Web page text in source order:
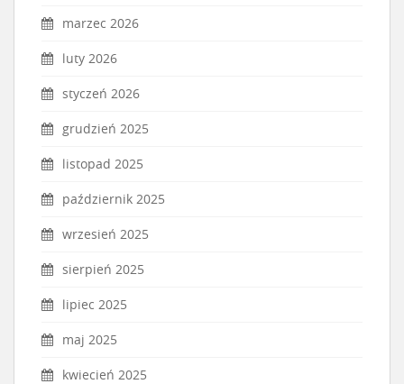
marzec 2026
luty 2026
styczeń 2026
grudzień 2025
listopad 2025
październik 2025
wrzesień 2025
sierpień 2025
lipiec 2025
maj 2025
kwiecień 2025